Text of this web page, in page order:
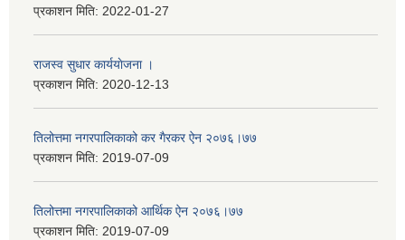
प्रकाशन मिति: 2022-01-27
राजस्व सुधार कार्ययाेजना ।
प्रकाशन मिति: 2020-12-13
तिलोत्तमा नगरपालिकाको कर गैरकर ऐन २०७६।७७
प्रकाशन मिति: 2019-07-09
तिलोत्तमा नगरपालिकाको आर्थिक ऐन २०७६।७७
प्रकाशन मिति: 2019-07-09